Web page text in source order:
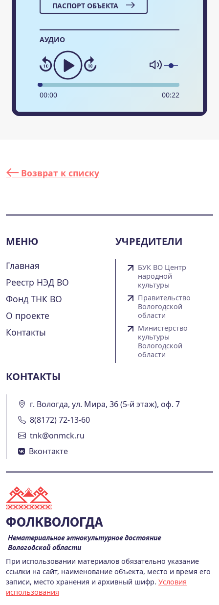
ПАСПОРТ ОБЪЕКТА
АУДИО
00:00 00:22
Возврат к списку
МЕНЮ
Главная
Реестр НЭД ВО
Фонд ТНК ВО
О проекте
Контакты
УЧРЕДИТЕЛИ
БУК ВО Центр
народной
культуры
Правительство
Вологодской
области
Министерство
культуры
Вологодской
области
КОНТАКТЫ
г. Вологда, ул. Мира, 36 (5-й этаж), оф. 7
8(8172) 72-13-60
tnk@onmck.ru
Вконтакте
ФОЛКВОЛОГДА
Нематериальное этнокультурное достояние
Вологодской области
При использовании материалов обязательно указание
ссылки на сайт, наименование объекта, место и время его
записи, место хранения и архивный шифр. Условия
использования